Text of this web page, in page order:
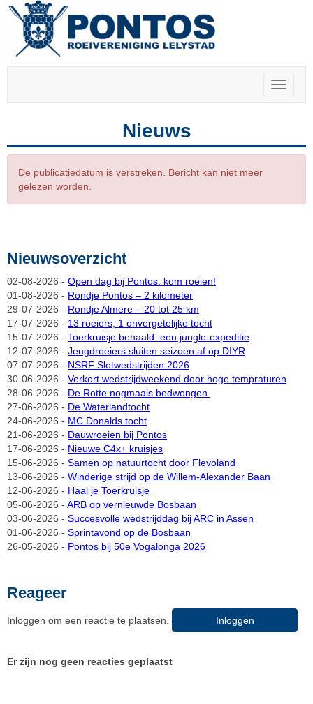
Toggle
Nieuws
De publicatiedatum is verstreken. Bericht kan niet meer
gelezen worden.
Nieuwsoverzicht
02-08-2026 - Open dag bij Pontos: kom roeien!
01-08-2026 - Rondje Pontos – 2 kilometer
29-07-2026 - Rondje Almere – 20 tot 25 km
17-07-2026 - 13 roeiers, 1 onvergetelijke tocht
15-07-2026 - Toerkruisje behaald: een jungle-expeditie
12-07-2026 - Jeugdroeiers sluiten seizoen af op DIYR
07-07-2026 - NSRF Slotwedstrijden 2026
30-06-2026 - Verkort wedstrijdweekend door hoge tempraturen
28-06-2026 - De Rotte nogmaals bedwongen
27-06-2026 - De Waterlandtocht
24-06-2026 - MC Donalds tocht
21-06-2026 - Dauwroeien bij Pontos
17-06-2026 - Nieuwe C4x+ kruisjes
15-06-2026 - Samen op natuurtocht door Flevoland
13-06-2026 - Winderige strijd op de Willem-Alexander Baan
12-06-2026 - Haal je Toerkruisje
05-06-2026 - ARB op vernieuwde Bosbaan
03-06-2026 - Succesvolle wedstrijddag bij ARC in Assen
01-06-2026 - Sprintavond op de Bosbaan
26-05-2026 - Pontos bij 50e Vogalonga 2026
Reageer
Inloggen om een reactie te plaatsen. Inloggen
Er zijn nog geen reacties geplaatst